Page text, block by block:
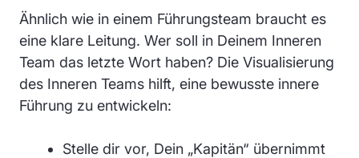
Ähnlich wie in einem Führungsteam braucht es
eine klare Leitung. Wer soll in Deinem Inneren
Team das letzte Wort haben? Die Visualisierung
des Inneren Teams hilft, eine bewusste innere
Führung zu entwickeln:
Stelle dir vor, Dein „Kapitän“ übernimmt